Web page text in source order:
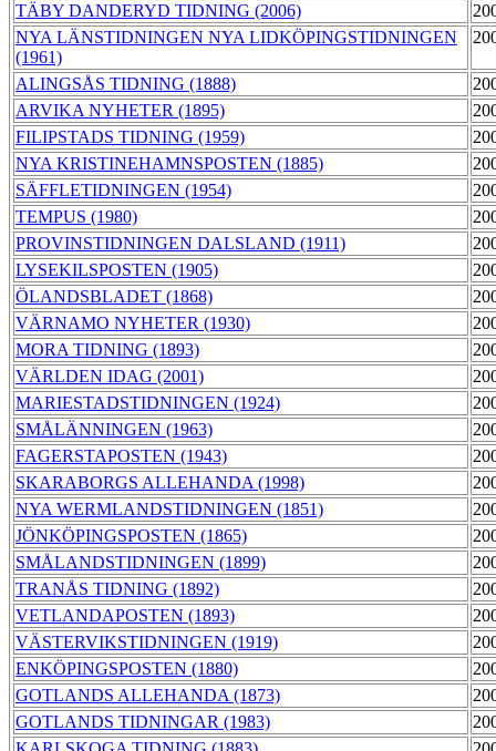
TÄBY DANDERYD TIDNING (2006)
NYA LÄNSTIDNINGEN NYA LIDKÖPINGSTIDNINGEN
(1961)
ALINGSÅS TIDNING (1888)
ARVIKA NYHETER (1895)
FILIPSTADS TIDNING (1959)
NYA KRISTINEHAMNSPOSTEN (1885)
SÄFFLETIDNINGEN (1954)
TEMPUS (1980)
PROVINSTIDNINGEN DALSLAND (1911)
LYSEKILSPOSTEN (1905)
ÖLANDSBLADET (1868)
VÄRNAMO NYHETER (1930)
MORA TIDNING (1893)
VÄRLDEN IDAG (2001)
MARIESTADSTIDNINGEN (1924)
SMÅLÄNNINGEN (1963)
FAGERSTAPOSTEN (1943)
SKARABORGS ALLEHANDA (1998)
NYA WERMLANDSTIDNINGEN (1851)
JÖNKÖPINGSPOSTEN (1865)
SMÅLANDSTIDNINGEN (1899)
TRANÅS TIDNING (1892)
VETLANDAPOSTEN (1893)
VÄSTERVIKSTIDNINGEN (1919)
ENKÖPINGSPOSTEN (1880)
GOTLANDS ALLEHANDA (1873)
GOTLANDS TIDNINGAR (1983)